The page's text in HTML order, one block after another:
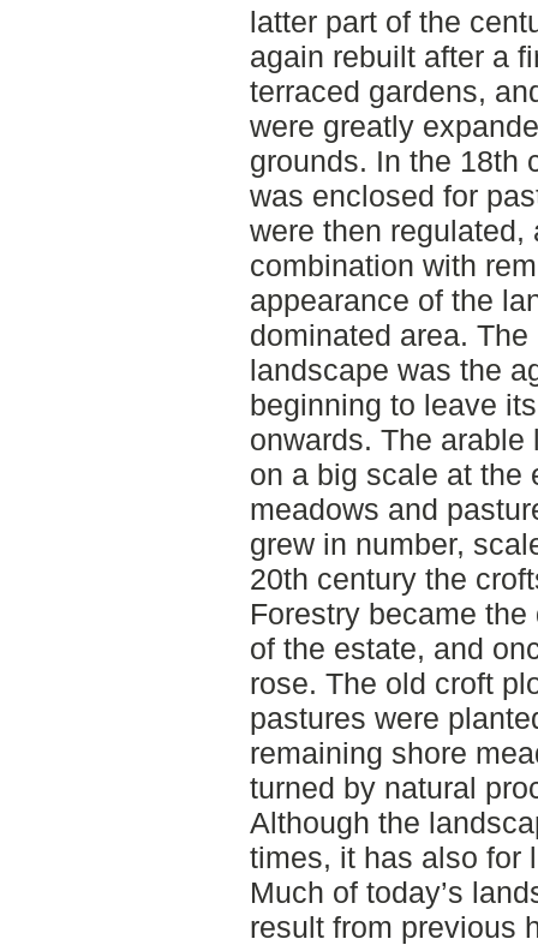
latter part of the
again rebuilt after a
terraced gardens,
were greatly
grounds. In the 18th
was enclosed for
were then regulated,
combination with
appearance of the
dominated area.
landscape was the
beginning to leave
onwards. The
on a big scale at the
meadows and
grew in number,
20th century the
Forestry became
of the estate, and
rose. The old croft
pastures were
remaining shore
turned by natural
Although the
times, it has also for
Much of today’s
result from previous